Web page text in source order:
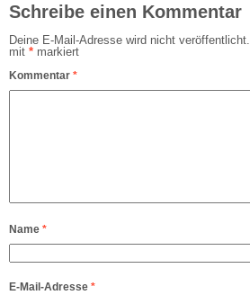
Schreibe einen Kommentar
Deine E-Mail-Adresse wird nicht veröffentlicht.
mit * markiert
Kommentar *
Name *
E-Mail-Adresse *